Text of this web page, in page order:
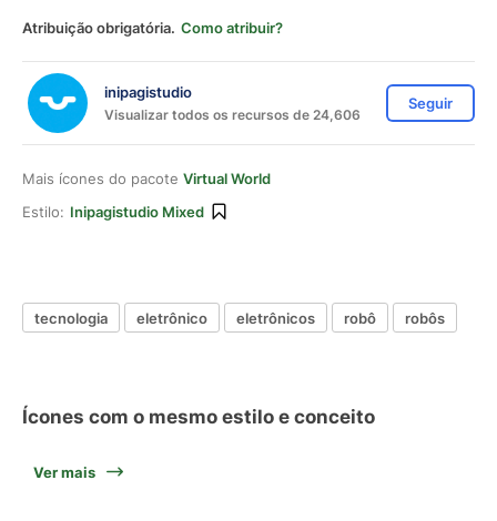
Atribuição obrigatória. Como atribuir?
inipagistudio
Visualizar todos os recursos de 24,606
Seguir
Mais ícones do pacote Virtual World
Estilo: Inipagistudio Mixed
tecnologia eletrônico eletrônicos robô robôs
Ícones com o mesmo estilo e conceito
Ver mais